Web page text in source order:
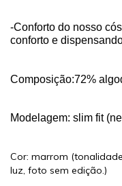
-Conforto do nosso
conforto e
Composição:72%
Modelagem: slim fit
Cor: marrom
luz, foto sem edição.)